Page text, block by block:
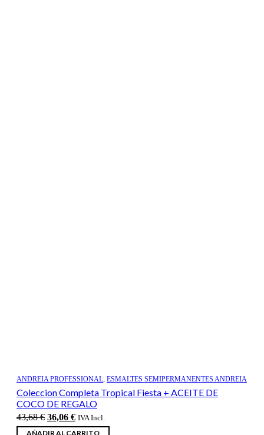
ANDREIA PROFESSIONAL, ESMALTES SEMIPERMANENTES ANDREIA
Coleccion Completa Tropical Fiesta + ACEITE DE
COCO DE REGALO
43,68€ El
precio
36,06 €El
precio
IVA Incl.
AÑADIR AL CARRITO